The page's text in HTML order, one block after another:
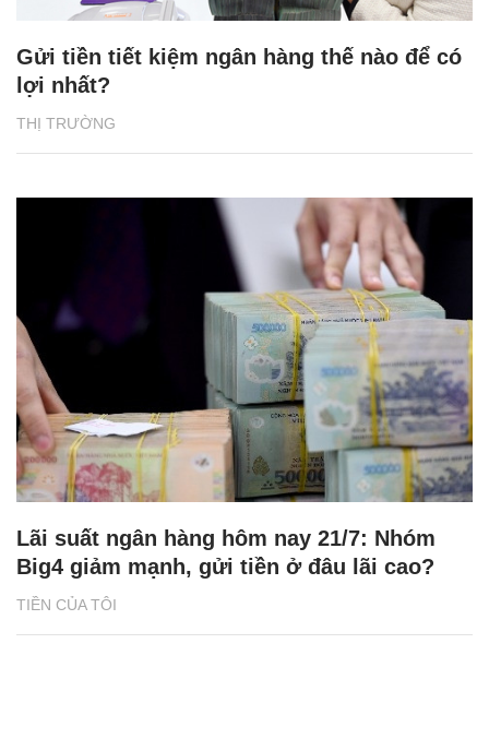
THỊ TRƯỜNG
Gửi tiền tiết kiệm ngân hàng thế nào để có
lợi nhất?
TIỀN CỦA TÔI
Lãi suất ngân hàng hôm nay 21/7: Nhóm
Big4 giảm mạnh, gửi tiền ở đâu lãi cao?